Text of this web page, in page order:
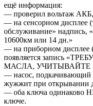
ещё информация:
— проверил вольтаж АКБ,
— на сенсорном дисплее
обслуживание» надпись,
10600км или 14 дн.»
— на приборном дисплее
появляется запись
МАСЛА, УЧИТЫВАЙТЕ
— насос, подкачивающий
жужжит при открывании
— оба ключа одинаково
ключе.